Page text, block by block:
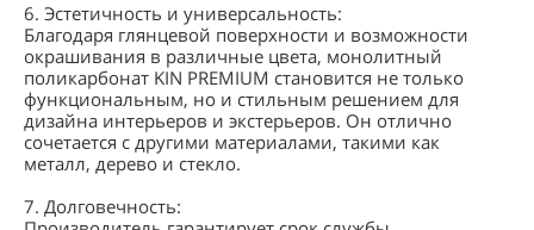
6. Эстетичность и универсальность:
Благодаря глянцевой поверхности и возможности
окрашивания в различные цвета, монолитный
поликарбонат KIN PREMIUM становится не только
функциональным, но и стильным решением для
дизайна интерьеров и экстерьеров. Он отлично
сочетается с другими материалами, такими как
металл, дерево и стекло.
7. Долговечность: